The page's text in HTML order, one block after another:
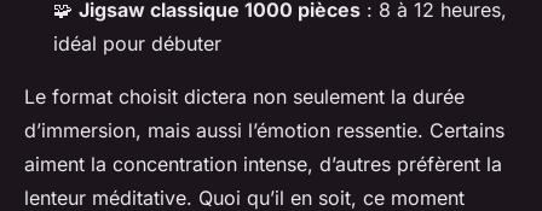
🧩 Jigsaw classique 1000 pièces : 8 à 12 heures,
idéal pour débuter
Le format choisit dictera non seulement la durée
d’immersion, mais aussi l’émotion ressentie. Certains
aiment la concentration intense, d’autres préfèrent la
lenteur méditative. Quoi qu’il en soit, ce moment